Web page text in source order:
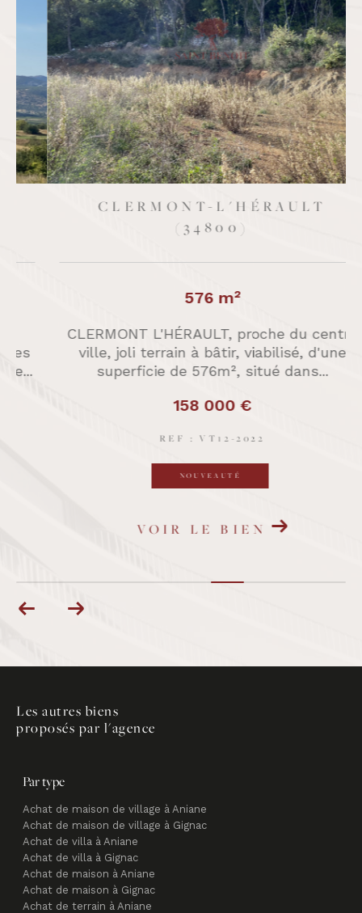
CLERMONT-L'HÉRAULT
(34800)
576 m²
CLERMONT L'HÉRAULT, proche du centre
ville, joli terrain à bâtir, viabilisé, d'une
superficie de 576m², situé dans...
158 000 €
REF : VT12-2022
NOUVEAUTÉ
VOIR LE BIEN
Les autres biens
proposés par l'agence
Par type
Achat de maison de village à Aniane
Achat de maison de village à Gignac
Achat de villa à Aniane
Achat de villa à Gignac
Achat de maison à Aniane
Achat de maison à Gignac
Achat de terrain à Aniane